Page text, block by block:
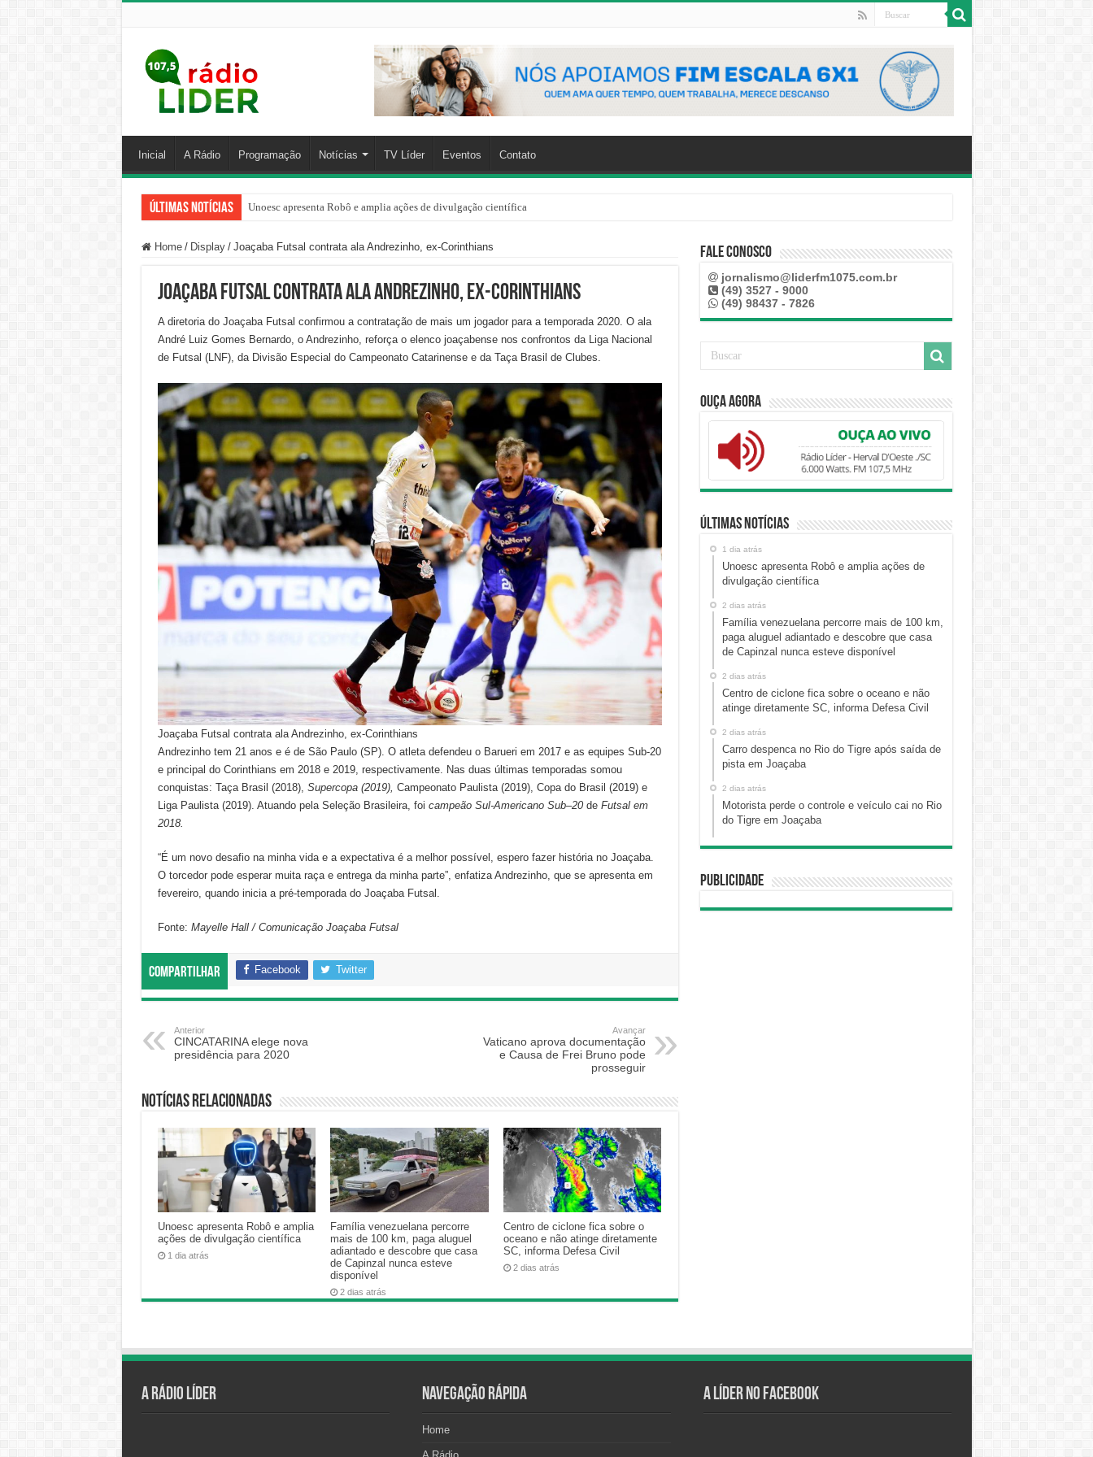
Inicial A Rádio Programação Notícias TV Líder Eventos Contato
Últimas Notícias Unoesc apresenta Robô e amplia ações de divulgação científica
Home / Display / Joaçaba Futsal contrata ala Andrezinho, ex-Corinthians
Joaçaba Futsal contrata ala Andrezinho, ex-Corinthians
A diretoria do Joaçaba Futsal confirmou a contratação de mais um jogador para a temporada 2020. O ala
André Luiz Gomes Bernardo, o Andrezinho, reforça o elenco joaçabense nos confrontos da Liga Nacional
de Futsal (LNF), da Divisão Especial do Campeonato Catarinense e da Taça Brasil de Clubes.
Joaçaba Futsal contrata ala Andrezinho, ex-Corinthians
Andrezinho tem 21 anos e é de São Paulo (SP). O atleta defendeu o Barueri em 2017 e as equipes Sub-20
e principal do Corinthians em 2018 e 2019, respectivamente. Nas duas últimas temporadas somou
conquistas: Taça Brasil (2018), Supercopa (2019), Campeonato Paulista (2019), Copa do Brasil (2019) e
Liga Paulista (2019). Atuando pela Seleção Brasileira, foi campeão Sul-Americano Sub–20de Futsal em
2018.
“É um novo desafio na minha vida e a expectativa é a melhor possível, espero fazer história no Joaçaba.
O torcedor pode esperar muita raça e entrega da minha parte”, enfatiza Andrezinho, que se apresenta em
fevereiro, quando inicia a pré-temporada do Joaçaba Futsal.
Fonte: Mayelle Hall / Comunicação Joaçaba Futsal
Compartilhar Facebook Twitter
Anterior
CINCATARINA elege nova
presidência para 2020
Avançar
Vaticano aprova documentação
e Causa de Frei Bruno pode
prosseguir
Notícias relacionadas
Unoesc apresenta Robô e amplia
ações de divulgação científica
1 dia atrás
Família venezuelana percorre
mais de 100 km, paga aluguel
adiantado e descobre que casa
de Capinzal nunca esteve
disponível
2 dias atrás
Centro de ciclone fica sobre o
oceano e não atinge diretamente
SC, informa Defesa Civil
2 dias atrás
Fale Conosco
jornalismo@liderfm1075.com.br
(49) 3527 - 9000
(49) 98437 - 7826
Ouça Agora
Últimas Notícias
1 dia atrás
Unoesc apresenta Robô e amplia ações de
divulgação científica
2 dias atrás
Família venezuelana percorre mais de 100 km,
paga aluguel adiantado e descobre que casa
de Capinzal nunca esteve disponível
2 dias atrás
Centro de ciclone fica sobre o oceano e não
atinge diretamente SC, informa Defesa Civil
2 dias atrás
Carro despenca no Rio do Tigre após saída de
pista em Joaçaba
2 dias atrás
Motorista perde o controle e veículo cai no Rio
do Tigre em Joaçaba
Publicidade
A Rádio Líder Navegação Rápida
Home
A Líder no Facebook